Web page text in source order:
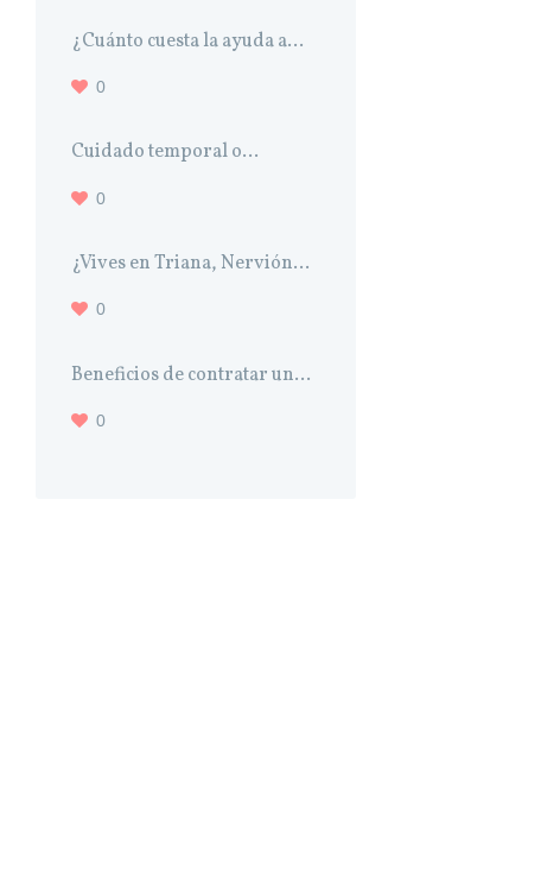
¿Cuánto cuesta la ayuda a...
0
Cuidado temporal o...
0
¿Vives en Triana, Nervión...
0
Beneficios de contratar un...
0